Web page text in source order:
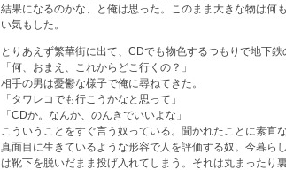
結果になるのかな、と俺は思った。このまま大きな物は何
い気もした。
とりあえず繁華街に出て、CDでも物色するつもりで地下
「何、おまえ、これからどこ行くの？」
相手の男は憂鬱な様子で俺に尋ねてきた。
「タワレコでも行こうかなと思って」
「CDか。なんか、のんきでいいよな」
こういうことをすぐ言う奴っている。聞かれたことに素直
真面目に生きているような形容で人を評価する奴。今暮ら
は靴下を脱いだまま投げ入れてしまう。それは丸まったり